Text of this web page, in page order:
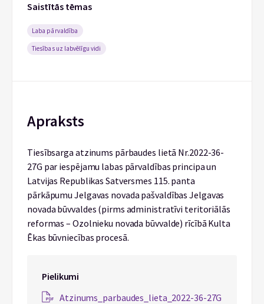
Saistītās tēmas
Laba pārvaldība
Tiesības uz labvēlīgu vidi
Apraksts
Tiesībsarga atzinums pārbaudes lietā Nr.2022-36-
27G par iespējamu labas pārvaldības principa un
Latvijas Republikas Satversmes 115. panta
pārkāpumu Jelgavas novada pašvaldības Jelgavas
novada būvvaldes (pirms administratīvi teritoriālās
reformas – Ozolnieku novada būvvalde) rīcībā Kulta
Ēkas būvniecības procesā.
Pielikumi
Atzinums_parbaudes_lieta_2022-36-27G